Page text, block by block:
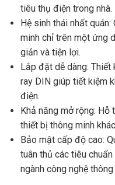
tiêu thụ điện trong nhà.
Hệ sinh thái nhất
minh chỉ trên một ứng
giản và tiện lợi.
Lắp đặt dễ dàng: Thiết
ray DIN giúp tiết kiệm
điện.
Khả năng mở rộng:
thiết bị thông minh
Bảo mật cấp độ cao:
tuân thủ các tiêu
ngành công nghệ thông